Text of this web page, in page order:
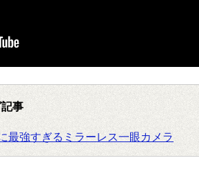
事
最強すぎるミラーレス一眼カメラ